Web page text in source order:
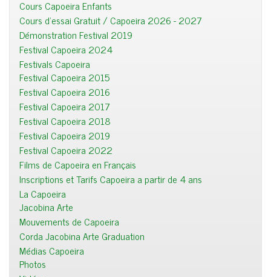
Cours Capoeira Enfants
Cours d'essai Gratuit / Capoeira 2026 - 2027
Démonstration Festival 2019
Festival Capoeira 2024
Festivals Capoeira
Festival Capoeira 2015
Festival Capoeira 2016
Festival Capoeira 2017
Festival Capoeira 2018
Festival Capoeira 2019
Festival Capoeira 2022
Films de Capoeira en Français
Inscriptions et Tarifs Capoeira a partir de 4 ans
La Capoeira
Jacobina Arte
Mouvements de Capoeira
Corda Jacobina Arte Graduation
Médias Capoeira
Photos